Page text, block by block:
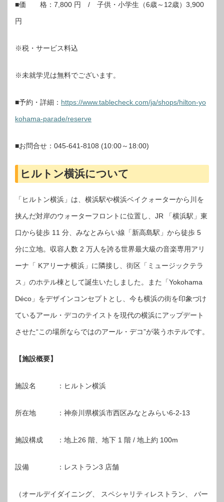
■価 格：7,800 円 / 子供・小学生（6歳～12歳）3,900
円
※税・サービス料込
※未就学児は無料でございます。
■予約・詳細： https://www.tablecheck.com/ja/shops/hilton-yo
kohama-parade/reserve
■お問合せ：045-641-8108 (10:00～18:00)
ヒルトン横浜について
「ヒルトン横浜」は、横浜駅や横浜ベイクォーターから川を
挟んだ対岸のウォーターフロントに位置し、JR 「横浜駅」東
口から徒歩 11 分、みなとみらい線「新高島駅」から徒歩 5
分に立地。収容人数 2 万人を誇る世界最大級の音楽専用アリ
ーナ「 Kアリーナ横浜」に隣接し、街区「ミュージックテラ
ス」のホテル棟として誕生いたしました。また「Yokohama
Déco」をデザインコンセプトとし、今も横浜の街を印象づけ
ているアール・デコのテイストを現代の横浜にアップデート
させた“この場所ならではのアール・デコ”が装うホテルです。
【施設概要】
施設名 ：ヒルトン横浜
所在地 ：神奈川県横浜市西区みなとみらい6-2-13
施設構成 ：地上26 階、地下 1 階 / 地上約 100m
設備 ：レストラン3 店舗
（オールデイダイニング、 スペシャリティレストラン、 バー